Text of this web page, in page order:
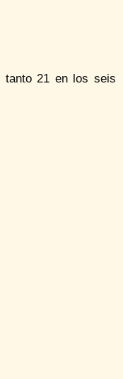
tanto 21 en los seis